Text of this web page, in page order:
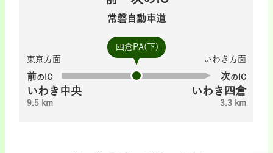
常磐自動車道
四倉PA(下)
東京方面
前のIC
いわき中央
9.5 km
いわき方面
次のIC
いわき四倉
3.3 km